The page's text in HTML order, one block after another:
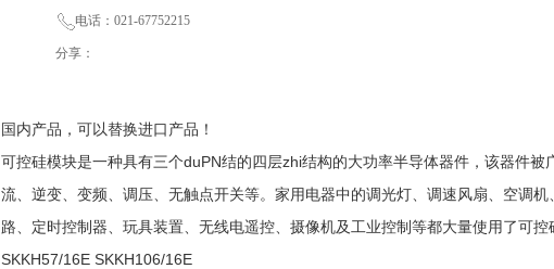
电话：021-67752215
分享：
国内产品，可以替换进口产品！
可控硅模块是一种具有三个duPN结的四层zhi结构的大功率半导体器件，该器件
流、逆变、变频、调压、无触点开关等。家用电器中的调光灯、调速风扇、空调
路、定时控制器、玩具装置、无线电遥控、摄像机及工业控制等都大量使用了可控
SKKH57/16E SKKH106/16E